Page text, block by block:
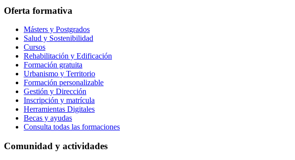
Oferta formativa
Másters y Postgrados
Salud y Sostenibilidad
Cursos
Rehabilitación y Edificación
Formación gratuita
Urbanismo y Territorio
Formación personalizable
Gestión y Dirección
Inscripción y matrícula
Herramientas Digitales
Becas y ayudas
Consulta todas las formaciones
Comunidad y actividades